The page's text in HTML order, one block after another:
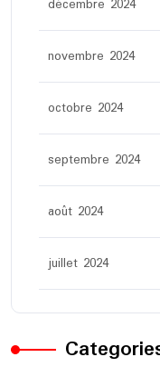
décembre 2024
novembre 2024
octobre 2024
septembre 2024
août 2024
juillet 2024